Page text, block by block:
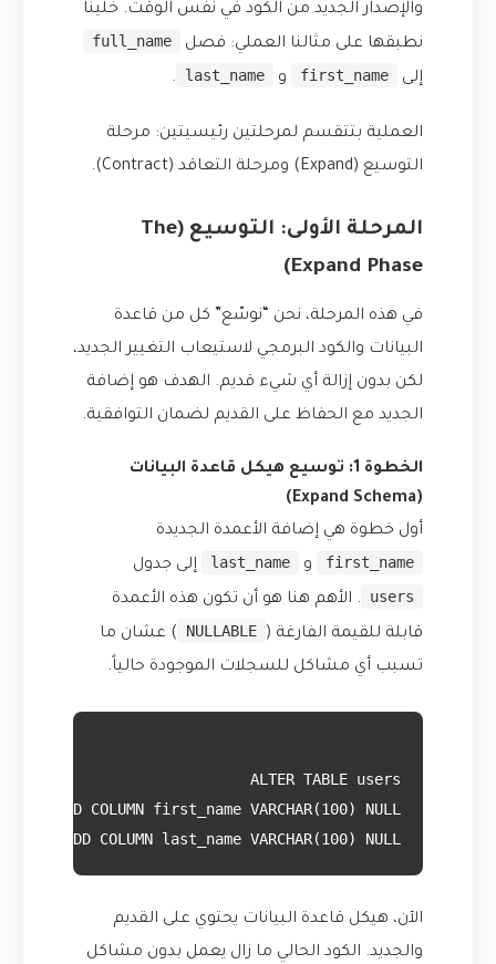
والإصدار الجديد من الكود في نفس الوقت. خلينا
نطبقها على مثالنا العملي: فصل
full_name
إلى first_name و last_name
.
العملية بتتقسم لمرحلتين رئيسيتين: مرحلة
التوسيع (Expand) ومرحلة التعاقد (Contract).
المرحلة الأولى: التوسيع (The
Expand Phase)
في هذه المرحلة، نحن “نوسّع” كل من قاعدة
البيانات والكود البرمجي لاستيعاب التغيير الجديد،
لكن بدون إزالة أي شيء قديم. الهدف هو إضافة
الجديد مع الحفاظ على القديم لضمان التوافقية.
الخطوة 1: توسيع هيكل قاعدة البيانات
(Expand Schema)
أول خطوة هي إضافة الأعمدة الجديدة
first_name
و last_name
إلى جدول
users
. الأهم هنا هو أن تكون هذه الأعمدة
قابلة للقيمة الفارغة ( NULLABLE
) عشان ما
تسبب أي مشاكل للسجلات الموجودة حالياً.
ADD COLUMN last_name VARCHAR(100) NULL;
الآن، هيكل قاعدة البيانات يحتوي على القديم
والجديد. الكود الحالي ما زال يعمل بدون مشاكل